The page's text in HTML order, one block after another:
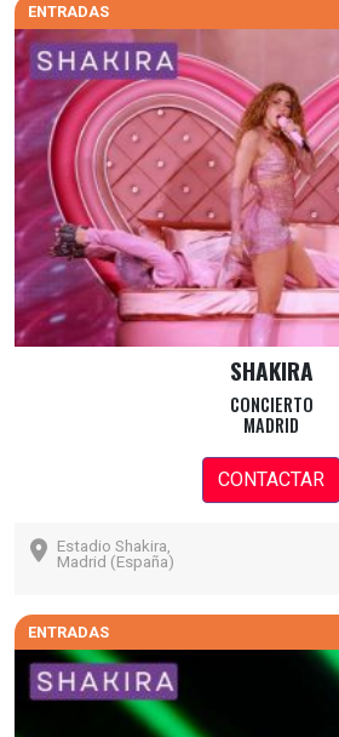
ENTRADAS
SHAKIRA
CONCIERTO
MADRID
CONTACTAR
Estadio Shakira,
Madrid (España)
ENTRADAS